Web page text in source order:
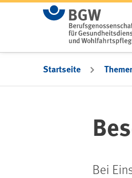
Zum Hauptinhalt springen
Startseite
Bei